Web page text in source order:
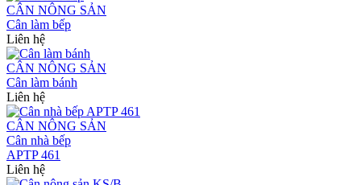
CÂN NÔNG SẢN
Cân làm bếp
Liên hệ
CÂN NÔNG SẢN
Cân làm bánh
Liên hệ
CÂN NÔNG SẢN
Cân nhà bếp
APTP 461
Liên hệ